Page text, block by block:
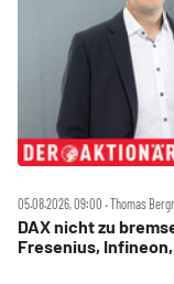
05.08.2026, 09:00 ‧ Thomas
DAX nicht zu
Fresenius,